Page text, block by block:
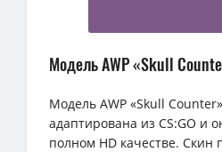
Модель AWP «Skull
Модель AWP «Skull
адаптирована из CS:GO и
полном HD качестве. Скин